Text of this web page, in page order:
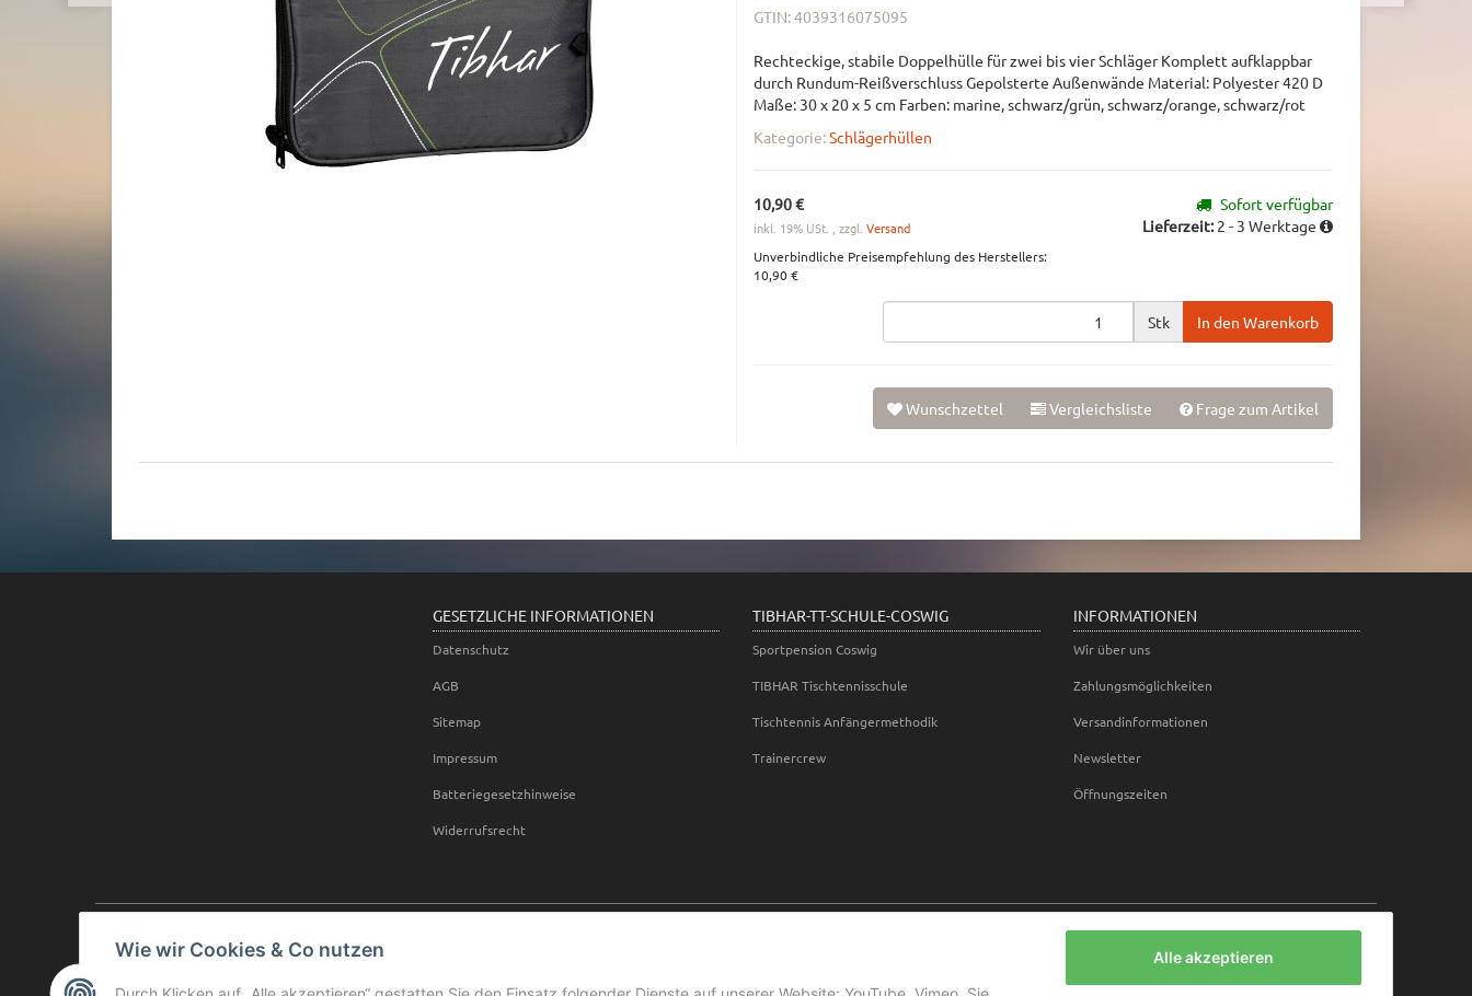
GTIN:4039316075095
Rechteckige, stabile Doppelhülle für zwei bis vier Schläger Komplett aufklappbar
durch Rundum-Reißverschluss Gepolsterte Außenwände Material: Polyester 420 D
Maße: 30 x 20 x 5 cm Farben: marine, schwarz/grün, schwarz/orange, schwarz/rot
Kategorie:Schlägerhüllen
10,90 €
inkl. 19% USt. , zzgl. Versand
Unverbindliche Preisempfehlung des Herstellers:
10,90 €
Sofort verfügbar
Lieferzeit:2 - 3 Werktage
Stk In den Warenkorb
Wunschzettel Vergleichsliste Frage zum Artikel
GESETZLICHE INFORMATIONEN
Datenschutz
AGB
Sitemap
Impressum
Batteriegesetzhinweise
Widerrufsrecht
TIBHAR-TT-SCHULE-COSWIG
Sportpension Coswig
TIBHAR Tischtennisschule
Tischtennis Anfängermethodik
Trainercrew
INFORMATIONEN
Wir über uns
Zahlungsmöglichkeiten
Versandinformationen
Newsletter
Öffnungszeiten
Wie wir Cookies & Co nutzen Alle akzeptieren